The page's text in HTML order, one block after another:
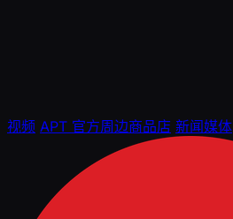
视频 APT 官方周边商品店 新闻媒体